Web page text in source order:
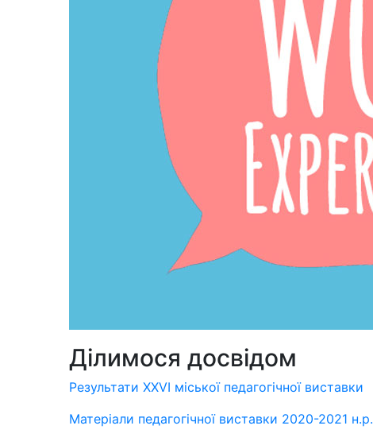
Ділимося досвідом
Результати XXVI міської педагогічної виставки
Матеріали педагогічної виставки 2020-2021 н.р.